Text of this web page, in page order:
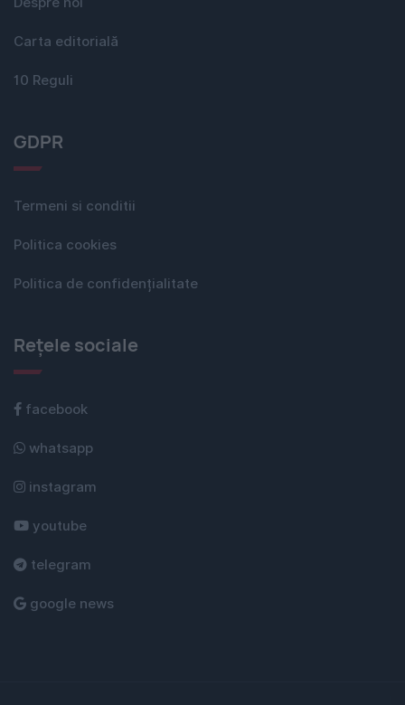
Carta editorială
10 Reguli
GDPR
Termeni si conditii
Politica cookies
Politica de confidențialitate
Rețele sociale
facebook
whatsapp
instagram
youtube
telegram
google news